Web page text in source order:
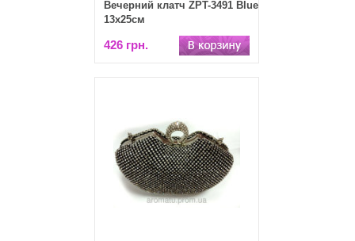
Вечерний клатч ZPT-3491 Blue
13х25см
426 грн.